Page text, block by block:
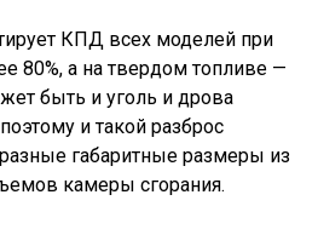
КПД всех моделей при
80%, а на твердом топливе —
быть и уголь и дрова
и такой разброс
габаритные размеры из
камеры сгорания.